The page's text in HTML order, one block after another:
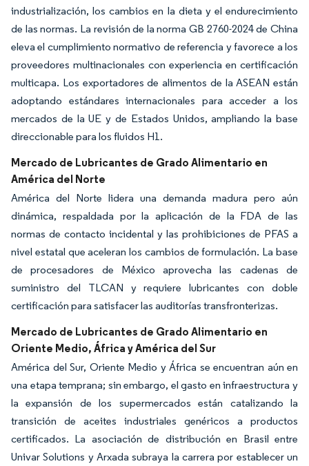
industrialización, los cambios en la dieta y el endurecimiento
de las normas. La revisión de la norma GB 2760-2024 de China
eleva el cumplimiento normativo de referencia y favorece a los
proveedores multinacionales con experiencia en certificación
multicapa. Los exportadores de alimentos de la ASEAN están
adoptando estándares internacionales para acceder a los
mercados de la UE y de Estados Unidos, ampliando la base
direccionable para los fluidos H1.
Mercado de Lubricantes de Grado Alimentario en
América del Norte
América del Norte lidera una demanda madura pero aún
dinámica, respaldada por la aplicación de la FDA de las
normas de contacto incidental y las prohibiciones de PFAS a
nivel estatal que aceleran los cambios de formulación. La base
de procesadores de México aprovecha las cadenas de
suministro del TLCAN y requiere lubricantes con doble
certificación para satisfacer las auditorías transfronterizas.
Mercado de Lubricantes de Grado Alimentario en
Oriente Medio, África y América del Sur
América del Sur, Oriente Medio y África se encuentran aún en
una etapa temprana; sin embargo, el gasto en infraestructura y
la expansión de los supermercados están catalizando la
transición de aceites industriales genéricos a productos
certificados. La asociación de distribución en Brasil entre
Univar Solutions y Arxada subraya la carrera por establecer un